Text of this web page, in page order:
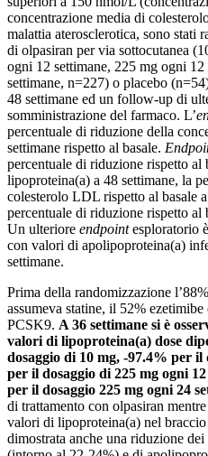
concentrazione media di
malattia aterosclerotica, sono stati
di olpasiran per via sottocutanea
ogni 12 settimane, 225 mg ogni
settimane, n=227) o placebo
48 settimane ed un follow-up di
somministrazione del farmaco. L’
percentuale di riduzione della
settimane rispetto al basale.
percentuale di riduzione rispetto al
lipoproteina(a) a 48 settimane, la
colesterolo LDL rispetto al basale
percentuale di riduzione rispetto al
Un ulteriore endpointesploratorio
con valori di apolipoproteina(a)
settimane.
Prima della randomizzazione
assumeva statine, il 52%
PCSK9. A 36 settimane si è
valori di lipoproteina(a) dose
dosaggio di 10 mg, -97.4% per il
per il dosaggio di 225 mg ogni
per il dosaggio 225 mg ogni 24
di trattamento con olpasiran
valori di lipoproteina(a) nel
dimostrata anche una riduzione